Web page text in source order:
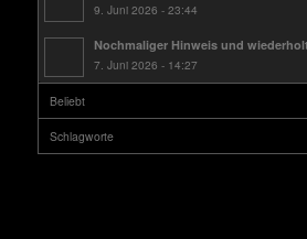
9. Juni 2026 - 23:44
Nochmaliger Hinweis und
7. Juni 2026 - 14:27
Beliebt
Schlagworte